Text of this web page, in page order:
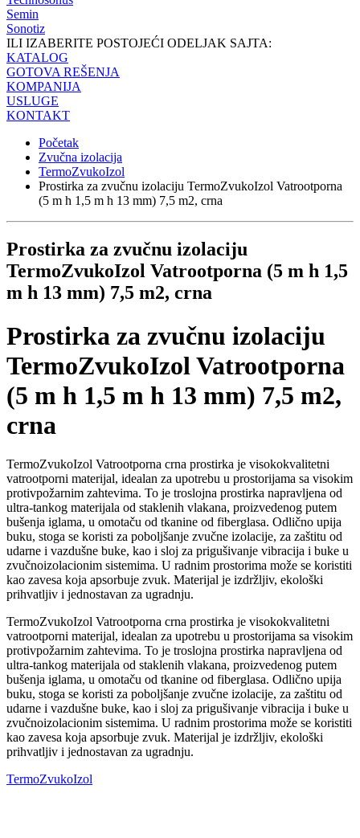
Semin
Sonotiz
ILI IZABERITE POSTOJEĆI ODELJAK SAJTA:
KATALOG
GOTOVA REŠENJA
KOMPANIJA
USLUGE
KONTAKT
Početak
Zvučna izolacija
TermoZvukoIzol
Prostirka za zvučnu izolaciju TermoZvukoIzol Vatrootporna
(5 m h 1,5 m h 13 mm) 7,5 m2, crna
Prostirka za zvučnu izolaciju
TermoZvukoIzol Vatrootporna (5 m h 1,5
m h 13 mm) 7,5 m2, crna
Prostirka za zvučnu izolaciju
TermoZvukoIzol Vatrootporna
(5 m h 1,5 m h 13 mm) 7,5 m2,
crna
TermoZvukoIzol Vatrootporna crna prostirka je visokokvalitetni
vatrootporni materijal, idealan za upotrebu u prostorijama sa visokim
protivpožarnim zahtevima. To je troslojna prostirka napravljena od
ultra-tankog materijala od staklenih vlakana, proizvedenog putem
bušenja iglama, u omotaču od tkanine od fiberglasa. Odlično upija
buku, stoga se koristi za poboljšanje zvučne izolacije, za zaštitu od
udarne i vazdušne buke, kao i sloj za prigušivanje vibracija i buke u
zvučnoizolacionim sistemima. U radnim prostorima može se koristiti
kao zavesa koja apsorbuje zvuk. Materijal je izdržljiv, ekološki
prihvatljiv i jednostavan za ugradnju.
TermoZvukoIzol Vatrootporna crna prostirka je visokokvalitetni
vatrootporni materijal, idealan za upotrebu u prostorijama sa visokim
protivpožarnim zahtevima. To je troslojna prostirka napravljena od
ultra-tankog materijala od staklenih vlakana, proizvedenog putem
bušenja iglama, u omotaču od tkanine od fiberglasa. Odlično upija
buku, stoga se koristi za poboljšanje zvučne izolacije, za zaštitu od
udarne i vazdušne buke, kao i sloj za prigušivanje vibracija i buke u
zvučnoizolacionim sistemima. U radnim prostorima može se koristiti
kao zavesa koja apsorbuje zvuk. Materijal je izdržljiv, ekološki
prihvatljiv i jednostavan za ugradnju.
TermoZvukoIzol